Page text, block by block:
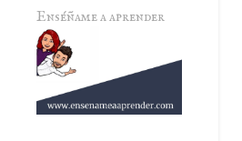
Enséñame a aprender